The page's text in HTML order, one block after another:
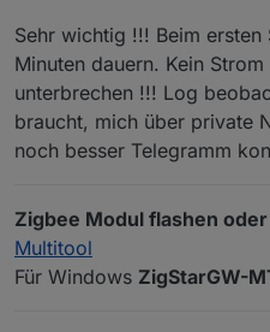
Sehr wichtig !!! Beim
Minuten dauern. Kein
unterbrechen !!! Log
braucht, mich über private
noch besser Telegramm
Zigbee Modul flashen
Multitool
Für Windows ZigStarGW-